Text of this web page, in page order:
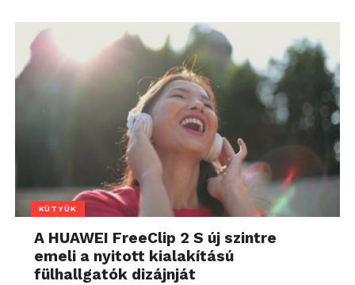
KÜTYÜK
A HUAWEI FreeClip 2 S új szintre
emeli a nyitott kialakítású
fülhallgatók dizájnját